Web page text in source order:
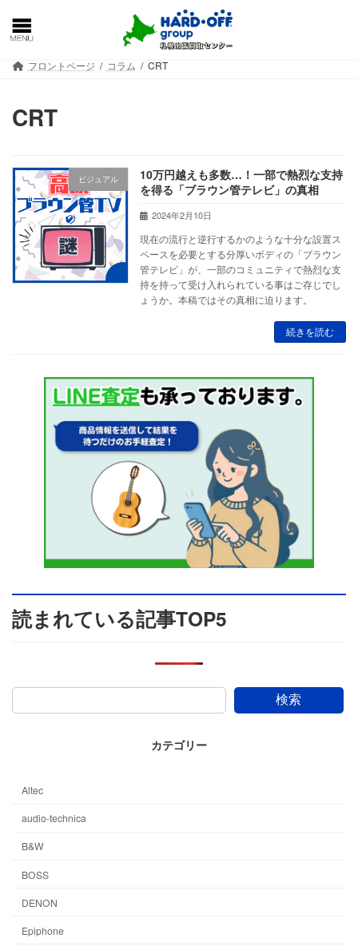
フロントページ コラム CRT
CRT
ビジュアル
10万円越えも多数…！一部で熱烈な支持
を得る「ブラウン管テレビ」の真相
2024年2月10日
現在の流行と逆行するかのような十分な設置ス
ペースを必要とする分厚いボディの「ブラウン
管テレビ」が、一部のコミュニティで熱烈な支
持を持って受け入れられている事はご存じでし
ょうか。本稿ではその真相に迫ります。
続きを読む
読まれている記事TOP5
検索
カテゴリー
Altec
audio-technica
B&W
BOSS
DENON
Epiphone